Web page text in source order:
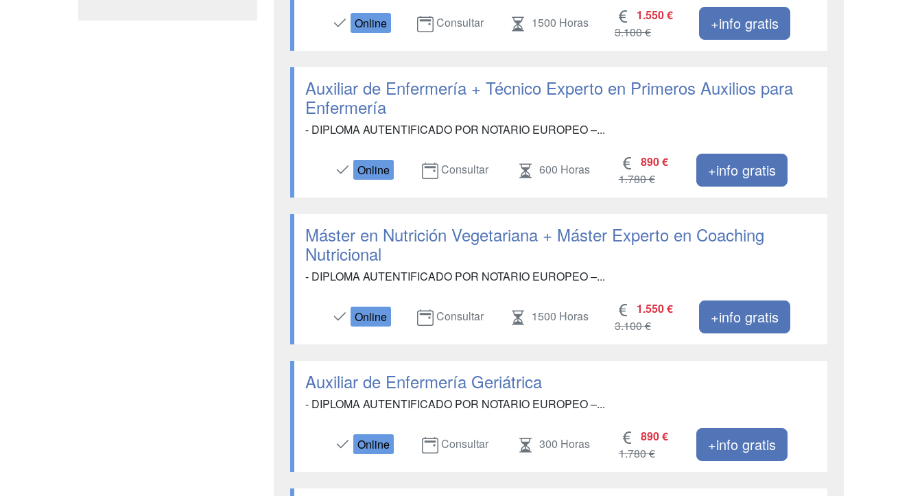
Online Consultar 1500 Horas
1.550 €
3.100 €
+info gratis
Auxiliar de Enfermería + Técnico Experto en Primeros Auxilios para
Enfermería
- DIPLOMA AUTENTIFICADO POR NOTARIO EUROPEO –...
Online Consultar 600 Horas
890 €
1.780 €
+info gratis
Máster en Nutrición Vegetariana + Máster Experto en Coaching
Nutricional
- DIPLOMA AUTENTIFICADO POR NOTARIO EUROPEO –...
Online Consultar 1500 Horas
1.550 €
3.100 €
+info gratis
Auxiliar de Enfermería Geriátrica
- DIPLOMA AUTENTIFICADO POR NOTARIO EUROPEO –...
Online Consultar 300 Horas
890 €
1.780 €
+info gratis